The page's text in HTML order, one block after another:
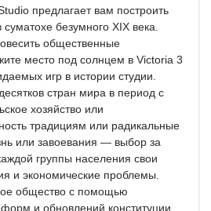
предлагает вам построить
безумного XIX века.
общественные
место под солнцем в Victoria 3
игр в истории студии.
стран мира в период с
хозяйство или
традициям или радикальные
или завоевания — выбор за
группы населения свои
и экономические проблемы.
общество с помощью
и обновлений конституции